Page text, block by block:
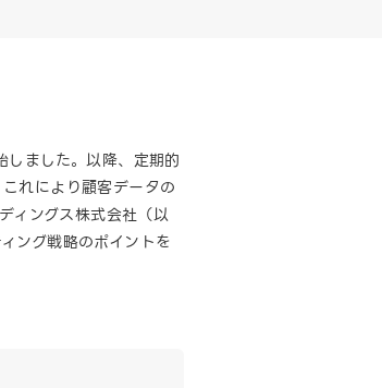
ました。以降、定期的
れにより顧客データの
ィングス株式会社（以
ング戦略のポイントを